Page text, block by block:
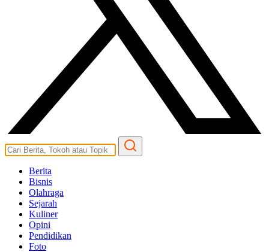
Berita
Bisnis
Olahraga
Sejarah
Kuliner
Opini
Pendidikan
Foto